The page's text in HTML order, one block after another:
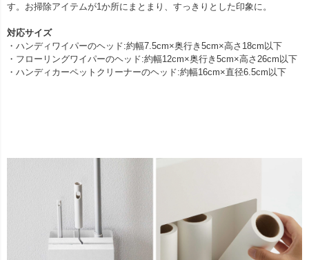
す。お掃除アイテムが1か所にまとまり、すっきりとした印象に。
対応サイズ
・ハンディワイパーのヘッド:約幅7.5cm×奥行き5cm×高さ18cm以下
・フローリングワイパーのヘッド:約幅12cm×奥行き5cm×高さ26cm以下
・ハンディカーペットクリーナーのヘッド:約幅16cm×直径6.5cm以下